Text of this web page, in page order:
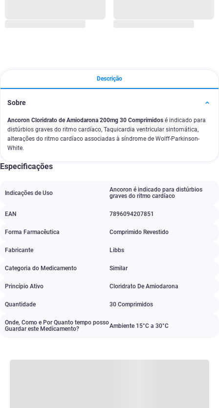
Descrição
Sobre
Ancoron Cloridrato de Amiodarona 200mg 30 Comprimidos é indicado para
distúrbios graves do ritmo cardíaco, Taquicardia ventricular sintomática,
alterações do ritmo cardíaco associadas à síndrome de Wolff-Parkinson-
White.
Especificações
Indicações de Uso
Ancoron é indicado para distúrbios
graves do ritmo cardíaco
EAN 7896094207851
Forma Farmacêutica Comprimido Revestido
Fabricante Libbs
Categoria do Medicamento Similar
Princípio Ativo Cloridrato De Amiodarona
Quantidade 30 Comprimidos
Onde, Como e Por Quanto tempo posso
Guardar este Medicamento?
Ambiente 15°C a 30°C